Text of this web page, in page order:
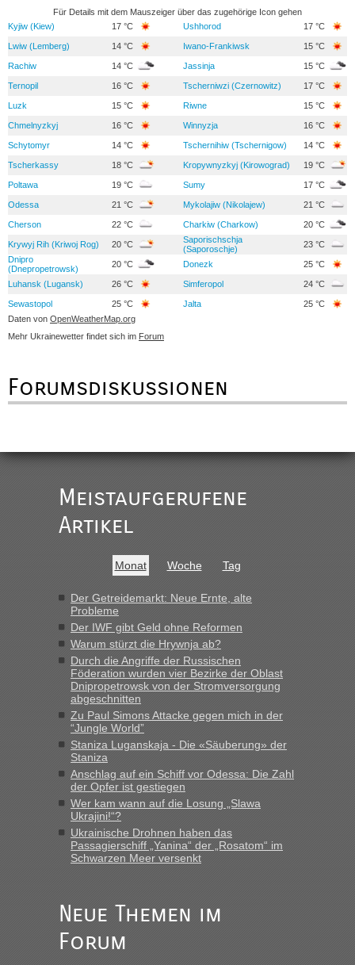
Für Details mit dem Mauszeiger über das zugehörige Icon gehen
Kyjiw (Kiew)
17 °C Ushhorod 17 °C
Lwiw (Lemberg) 14 °C Iwano-Frankiwsk 15 °C
Rachiw 14 °C Jassinja 15 °C
Ternopil 16 °C Tscherniwzi (Czernowitz) 17 °C
Luzk 15 °C Riwne 15 °C
Chmelnyzkyj 16 °C Winnyzja 16 °C
Schytomyr 14 °C Tschernihiw (Tschernigow) 14 °C
Tscherkassy 18 °C Kropywnyzkyj (Kirowograd) 19 °C
Poltawa 19 °C Sumy 17 °C
Odessa 21 °C Mykolajiw (Nikolajew) 21 °C
Cherson 22 °C Charkiw (Charkow) 20 °C
Krywyj Rih (Kriwoj Rog) 20 °C
Saporischschja
(Saporoschje)
23 °C
Dnipro
(Dnepropetrowsk)
20 °C Donezk 25 °C
Luhansk (Lugansk) 26 °C Simferopol 24 °C
Sewastopol 25 °C Jalta
25 °C
Daten von OpenWeatherMap.org
Mehr Ukrainewetter findet sich im Forum
Forumsdiskussionen
Meistaufgerufene
Artikel
Monat Woche Tag
Der Getreidemarkt: Neue Ernte, alte
Probleme
Der IWF gibt Geld ohne Reformen
Warum stürzt die Hrywnja ab?
Durch die Angriffe der Russischen
Föderation wurden vier Bezirke der Oblast
Dnipropetrowsk von der Stromversorgung
abgeschnitten
Zu Paul Simons Attacke gegen mich in der
“Jungle World”
Staniza Luganskaja - Die «Säuberung» der
Staniza
Anschlag auf ein Schiff vor Odessa: Die Zahl
der Opfer ist gestiegen
Wer kam wann auf die Losung „Slawa
Ukrajini!“?
Ukrainische Drohnen haben das
Passagierschiff „Yanina“ der „Rosatom“ im
Schwarzen Meer versenkt
Neue Themen im
Forum